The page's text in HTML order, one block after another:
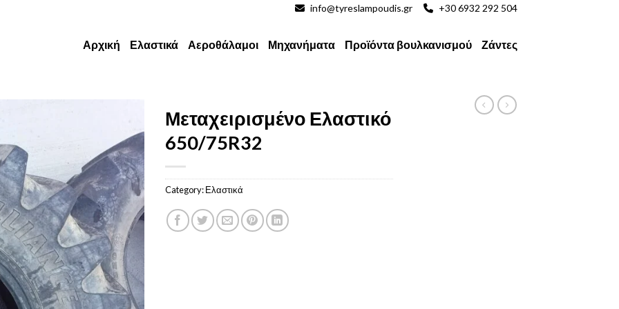
info@tyreslampoudis.gr +30 6932 292 504
Αρχική Ελαστικά Αεροθάλαμοι Μηχανήματα Προϊόντα βουλκανισμού Ζάντες
Μεταχειρισμένο Ελαστικό
650/75R32
Category:Ελαστικά